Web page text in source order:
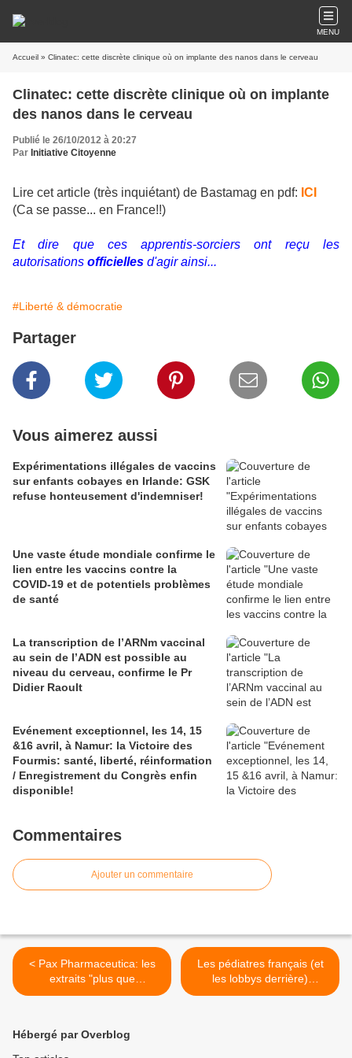
MENU
Accueil » Clinatec: cette discrète clinique où on implante des nanos dans le cerveau
Clinatec: cette discrète clinique où on implante
des nanos dans le cerveau
Publié le 26/10/2012 à 20:27
Par Initiative Citoyenne
Lire cet article (très inquiétant) de Bastamag en pdf: ICI
(Ca se passe... en France!!)
Et dire que ces apprentis-sorciers ont reçu les
autorisations officielles d'agir ainsi...
#Liberté & démocratie
Partager
Vous aimerez aussi
Expérimentations illégales de vaccins
sur enfants cobayes en Irlande: GSK
refuse honteusement d'indemniser!
Une vaste étude mondiale confirme le
lien entre les vaccins contre la
COVID-19 et de potentiels problèmes
de santé
La transcription de l’ARNm vaccinal
au sein de l’ADN est possible au
niveau du cerveau, confirme le Pr
Didier Raoult
Evénement exceptionnel, les 14, 15
&16 avril, à Namur: la Victoire des
Fourmis: santé, liberté, réinformation
/ Enregistrement du Congrès enfin
disponible!
Commentaires
Ajouter un commentaire
< Pax Pharmaceutica: les
extraits "plus que
savoureux" parus dans le
Les pédiatres français (et
les lobbys derrière)
poussent à la vaccination
Hébergé par Overblog